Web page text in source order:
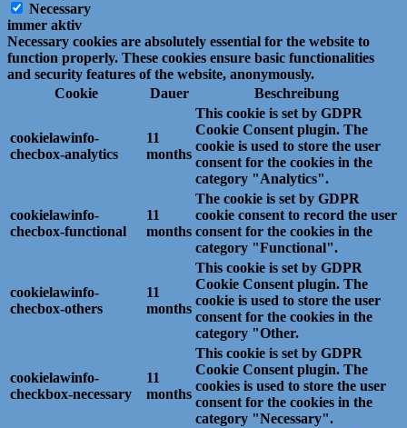
Necessary
immer aktiv
Necessary cookies are absolutely essential for the website to
function properly. These cookies ensure basic functionalities
and security features of the website, anonymously.
Cookie
Dauer Beschreibung
cookielawinfo-
checbox-analytics
11
months
This cookie is set by GDPR
Cookie Consent plugin. The
cookie is used to store the user
consent for the cookies in the
category "Analytics".
cookielawinfo-
checbox-functional
11
months
The cookie is set by GDPR
cookie consent to record the user
consent for the cookies in the
category "Functional".
cookielawinfo-
checbox-others
11
months
This cookie is set by GDPR
Cookie Consent plugin. The
cookie is used to store the user
consent for the cookies in the
category "Other.
cookielawinfo-
checkbox-necessary
11
months
This cookie is set by GDPR
Cookie Consent plugin. The
cookies is used to store the user
consent for the cookies in the
category "Necessary".